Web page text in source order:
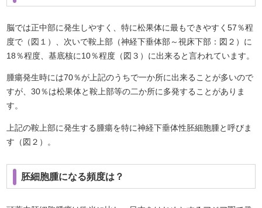
脳では正中部に発生しやすく、特に松果体に最もできやすく57％程
度で（図１）、次いで鞍上部（神経下垂体部～視床下部：図２）に
18％程度、基底核に10％程度（図３）に出来ると言われています。
腫瘍発生時には70％が上記のうちで一か所に出来ることが多いので
すが、30％は松果体と鞍上部等の二か所に多発することがありま
す。
上記の鞍上部に発生する腫瘍を特に神経下垂体性胚細胞腫と呼びま
す（図２）。
胚細胞腫になる頻度は？